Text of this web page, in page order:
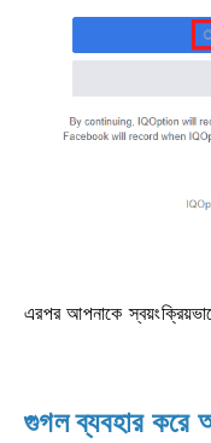
এরপর আপনাকে
গুগল ব্যবহার করে